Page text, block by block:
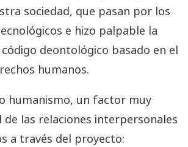
sociedad, que pasan por los
e hizo palpable la
deontológico basado en el
humanos.
humanismo, un factor muy
las relaciones interpersonales
a través del proyecto: